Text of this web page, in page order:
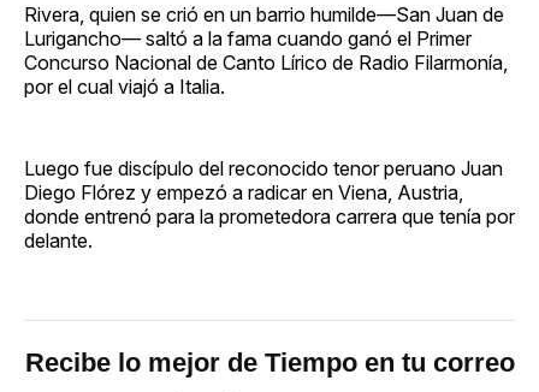
Rivera, quien se crió en un barrio humilde—San Juan de
Lurigancho— saltó a la fama cuando ganó el Primer
Concurso Nacional de Canto Lírico de Radio Filarmonía,
por el cual viajó a Italia.
Luego fue discípulo del reconocido tenor peruano Juan
Diego Flórez y empezó a radicar en Viena, Austria,
donde entrenó para la prometedora carrera que tenía por
delante.
Recibe lo mejor de Tiempo en tu correo